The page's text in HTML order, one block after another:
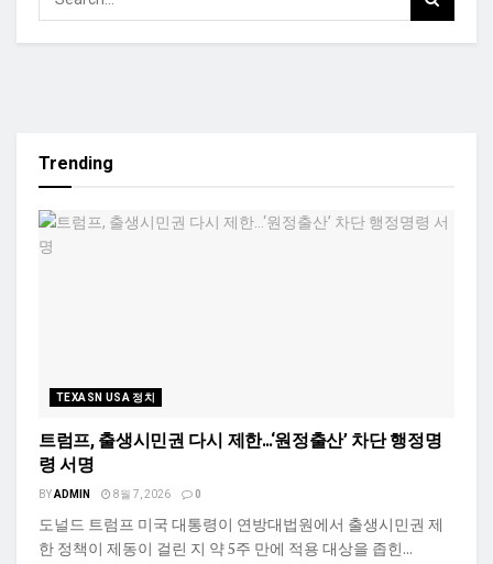
Trending
TEXASN USA 정치
트럼프, 출생시민권 다시 제한…‘원정출산’ 차단 행정명
령 서명
BYADMIN 8월 7, 2026 0
도널드 트럼프 미국 대통령이 연방대법원에서 출생시민권 제
한 정책이 제동이 걸린 지 약 5주 만에 적용 대상을 좁힌...